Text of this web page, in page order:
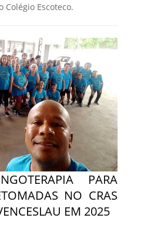
Escoteco.
PARA
NO CRAS
EM 2025